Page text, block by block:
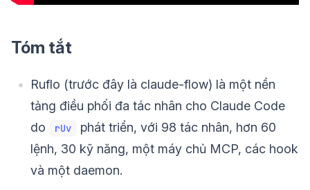
Tóm tắt
Ruflo (trước đây là claude-flow) là một nền
tảng điều phối đa tác nhân cho Claude Code
do
rUv
phát triển, với 98 tác nhân, hơn 60
lệnh, 30 kỹ năng, một máy chủ MCP, các hook
và một daemon.